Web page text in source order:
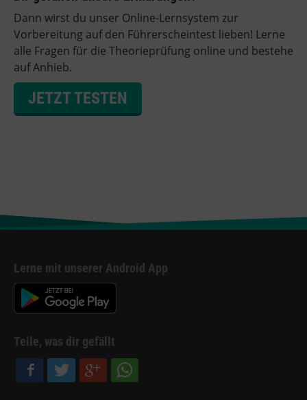
Dann wirst du unser Online-Lernsystem zur
Vorbereitung auf den Führerscheintest lieben! Lerne
alle Fragen für die Theorieprüfung online und bestehe
auf Anhieb.
JETZT TESTEN
Lerne mit unserer Android App
Teile, was dir gefällt